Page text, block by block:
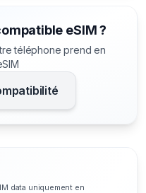
eSIM ?
téléphone prend en
data uniquement en